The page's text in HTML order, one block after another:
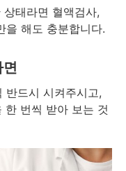
태라면 혈액검사,
을 해도 충분합니다.
반드시 시켜주시고,
한 번씩 받아 보는 것